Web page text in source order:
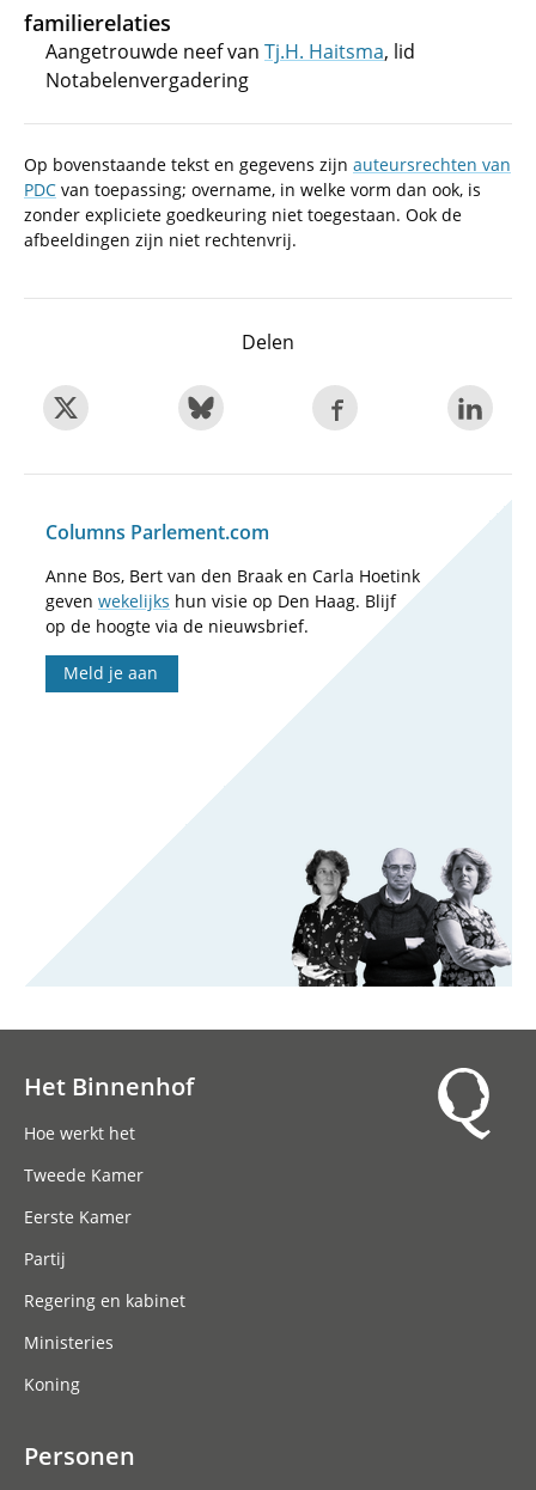
familierelaties
Aangetrouwde neef van Tj.H. Haitsma, lid
Notabelenvergadering
Op bovenstaande tekst en gegevens zijn auteursrechten van
PDC van toepassing; overname, in welke vorm dan ook, is
zonder expliciete goedkeuring niet toegestaan. Ook de
afbeeldingen zijn niet rechtenvrij.
Delen
Columns Parlement.com
Anne Bos, Bert van den Braak en Carla Hoetink
geven wekelijks hun visie op Den Haag. Blijf
op de hoogte via de nieuwsbrief.
Meld je aan
Het Binnenhof
Hoe werkt het
Tweede Kamer
Eerste Kamer
Partij
Regering en kabinet
Ministeries
Koning
Personen